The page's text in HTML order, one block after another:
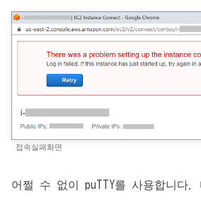
접속실패화면
어쩔 수 없이 puTTY를 사용합니다.